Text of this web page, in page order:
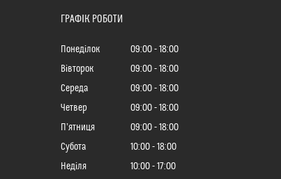
ГРАФІК РОБОТИ
Понеділок 09:00
18:00
Вівторок
09:00
18:00
Середа
09:00
18:00
Четвер
09:00
18:00
Пʼятниця
09:00
18:00
Субота
10:00
18:00
Неділя
10:00 17:00